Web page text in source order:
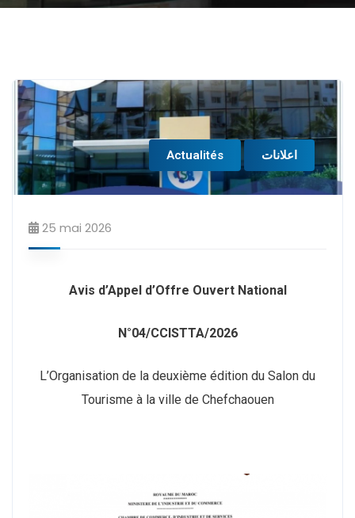
Actualités اعلانات
25 mai 2026
Avis d’Appel d’Offre Ouvert National
N°04/CCISTTA/2026
L’Organisation de la deuxième édition du Salon du
Tourisme à la ville de Chefchaouen